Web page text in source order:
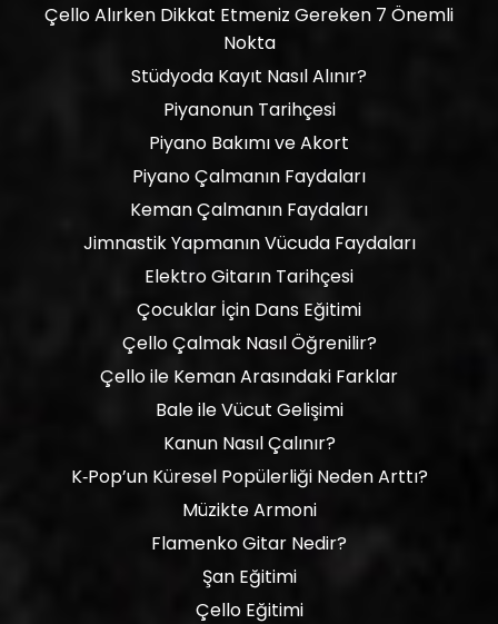
Çello Alırken Dikkat Etmeniz Gereken 7 Önemli
Nokta
Stüdyoda Kayıt Nasıl Alınır?
Piyanonun Tarihçesi
Piyano Bakımı ve Akort
Piyano Çalmanın Faydaları
Keman Çalmanın Faydaları
Jimnastik Yapmanın Vücuda Faydaları
Elektro Gitarın Tarihçesi
Çocuklar İçin Dans Eğitimi
Çello Çalmak Nasıl Öğrenilir?
Çello ile Keman Arasındaki Farklar
Bale ile Vücut Gelişimi
Kanun Nasıl Çalınır?
K‑Pop’un Küresel Popülerliği Neden Arttı?
Müzikte Armoni
Flamenko Gitar Nedir?
Şan Eğitimi
Çello Eğitimi